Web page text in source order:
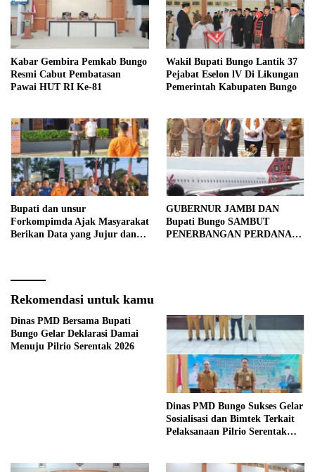
Kabar Gembira Pemkab Bungo
Resmi Cabut Pembatasan
Pawai HUT RI Ke-81
Wakil Bupati Bungo Lantik 37
Pejabat Eselon lV Di Likungan
Pemerintah Kabupaten Bungo
Bupati dan unsur
Forkompimda Ajak Masyarakat
Berikan Data yang Jujur dan
GUBERNUR JAMBI DAN
Bupati Bungo SAMBUT
PENERBANGAN PERDANA
Rekomendasi untuk kamu
Dinas PMD Bersama Bupati
Bungo Gelar Deklarasi Damai
Menuju Pilrio Serentak 2026
Dinas PMD Bungo Sukses Gelar
Sosialisasi dan Bimtek Terkait
Pelaksanaan Pilrio Serentak